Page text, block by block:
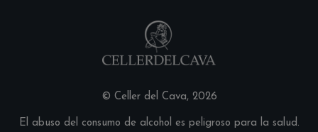
© Celler del Cava, 2026
El abuso del consumo de alcohol es peligroso para la salud.